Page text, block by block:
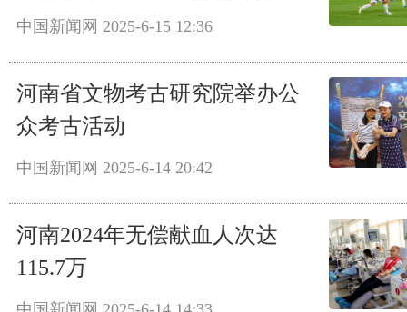
中国新闻网 2025-6-15 12:36
河南省文物考古研究院举办公
众考古活动
中国新闻网 2025-6-14 20:42
河南2024年无偿献血人次达
115.7万